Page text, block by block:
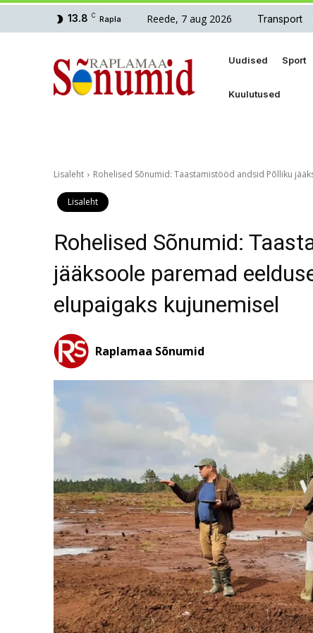
13.8 C Rapla Reede, 7 aug 2026 Transport
Uudised Sport
Kuulutused
Lisaleht Rohelised Sõnumid: Taastamistööd andsid Põlliku
Lisaleht
Rohelised Sõnumid:
jääksoole paremad
elupaigaks kujunemisel
Raplamaa Sõnumid